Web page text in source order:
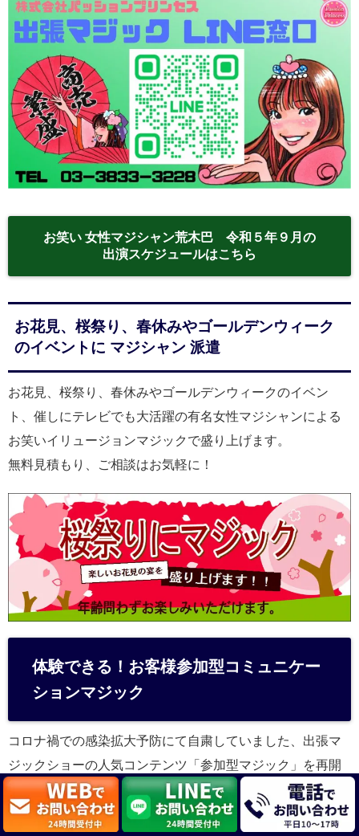
お笑い 女性マジシャン荒木巴 令和５年９月の
出演スケジュールはこちら
お花見、桜祭り、春休みやゴールデンウィーク
のイベントに マジシャン 派遣
お花見、桜祭り、春休みやゴールデンウィークのイベン
ト、催しにテレビでも大活躍の有名女性マジシャンによる
お笑いイリュージョンマジックで盛り上げます。
無料見積もり、ご相談はお気軽に！
体験できる！お客様参加型コミュニケー
ションマジック
コロナ禍での感染拡大予防にて自粛していました、出張マ
ジックショーの人気コンテンツ「参加型マジック」を再開
いたしました。